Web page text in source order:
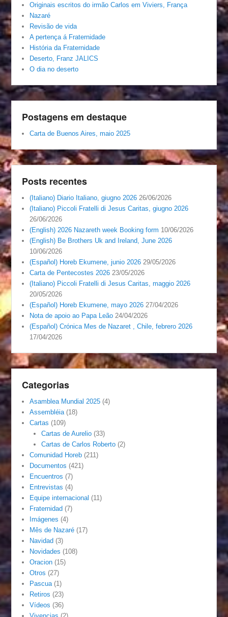
Originais escritos do irmão Carlos em Viviers, França
Nazaré
Revisão de vida
A pertença á Fraternidade
História da Fraternidade
Deserto, Franz JALICS
O dia no deserto
Postagens em destaque
Carta de Buenos Aires, maio 2025
Posts recentes
(Italiano) Diario Italiano, giugno 2026 26/06/2026
(Italiano) Piccoli Fratelli di Jesus Caritas, giugno 2026
26/06/2026
(English) 2026 Nazareth week Booking form 10/06/2026
(English) Be Brothers Uk and Ireland, June 2026
10/06/2026
(Español) Horeb Ekumene, junio 2026 29/05/2026
Carta de Pentecostes 2026 23/05/2026
(Italiano) Piccoli Fratelli di Jesus Caritas, maggio 2026
20/05/2026
(Español) Horeb Ekumene, mayo 2026 27/04/2026
Nota de apoio ao Papa Leão 24/04/2026
(Español) Crónica Mes de Nazaret , Chile, febrero 2026
17/04/2026
Categorias
Asamblea Mundial 2025 (4)
Assembléia (18)
Cartas (109)
Cartas de Aurelio(33)
Cartas de Carlos Roberto(2)
Comunidad Horeb (211)
Documentos (421)
Encuentros (7)
Entrevistas (4)
Equipe internacional (11)
Fraternidad (7)
Imágenes (4)
Mês de Nazaré (17)
Navidad (3)
Novidades (108)
Oracion (15)
Otros (27)
Pascua (1)
Retiros (23)
Vídeos (36)